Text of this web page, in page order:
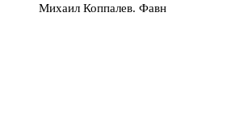
Михаил Коппалев. Фавн